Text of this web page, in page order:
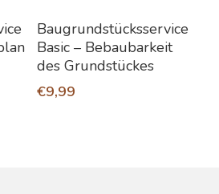
In Den Warenkorb
Baugrundstücksservice
Basic – Bebaubarkeit
des Grundstückes
€9,99